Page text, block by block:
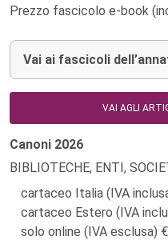
Prezzo fascicolo e-book
Vai ai fascicoli
VAI AGLI
Canoni 2026
BIBLIOTECHE, ENTI,
cartaceo Italia (IVA
cartaceo Estero (IVA
solo online (IVA esclusa)